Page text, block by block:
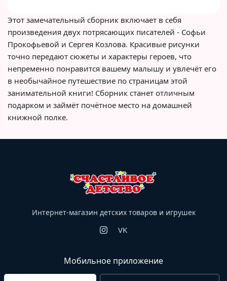
Этот замечательный сборник включает в себя
произведения двух потрясающих писателей - Софьи
Прокофьевой и Сергея Козлова. Красивые рисунки
точно передают сюжеты и характеры героев, что
непременно понравится вашему малышу и увлечёт его
в необычайное путешествие по страницам этой
занимательной книги! Сборник станет отличным
подарком и займёт почётное место на домашней
книжной полке.
Интернет-магазин детских товаров и игрушек
VK
Мобильное приложение